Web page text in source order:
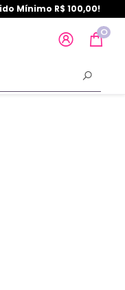
Mínimo R$ 100,00!
0